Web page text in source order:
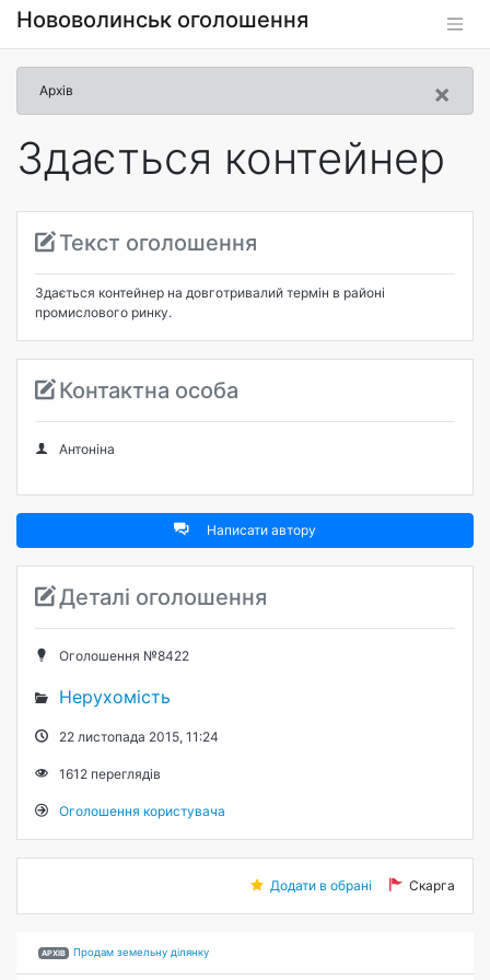
Нововолинськ оголошення
×
Архів
Здається контейнер
Текст оголошення
Здається контейнер на довготривалий термін в районі
промислового ринку.
Контактна особа
Антоніна
Написати автору
Деталі оголошення
Оголошення №8422
Нерухомість
22 листопада 2015, 11:24
1612 переглядів
Оголошення користувача
Скарга
Додати в обрані
АРХІВ Продам земельну ділянку